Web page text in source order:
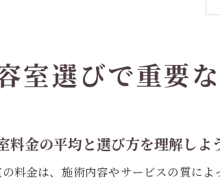
室選びで重要
料金の平均と選び方を理解しよ
料金は、施術内容やサービスの質に